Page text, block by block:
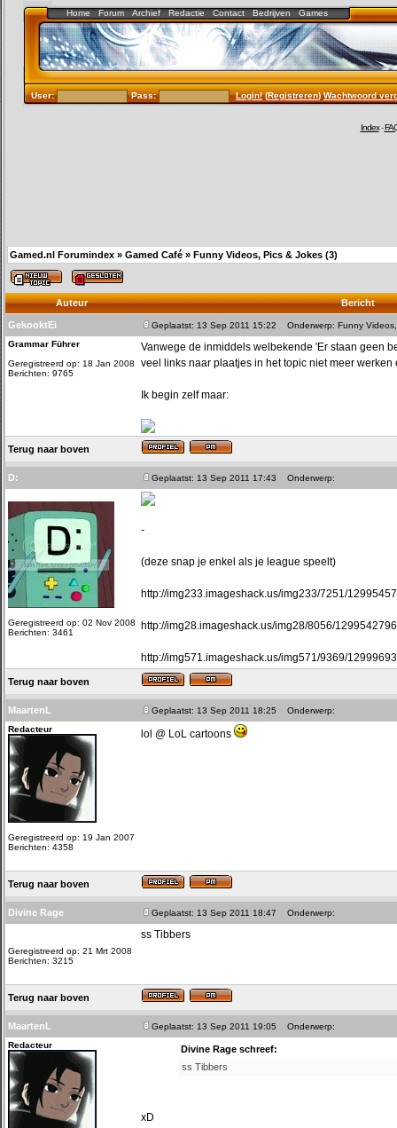
Home Forum Archief Redactie Contact Bedrijven Games
User: Pass: Login!(Registreren)Wachtwoord
Index-
Gamed.nl Forumindex » Gamed Café » Funny Videos, Pics & Jokes (3)
Auteur Bericht
GekooktEi Geplaatst: 13 Sep 2011 15:22
Onderwerp: Funny
Grammar Führer
Geregistreerd op: 18 Jan 2008
Berichten: 9765
Vanwege de inmiddels welbekende 'Er staan geen
veel links naar plaatjes in het topic niet meer werken
Ik begin zelf maar:
Terug naar boven
D: Geplaatst: 13 Sep 2011 17:43 Onderwerp:
Geregistreerd op: 02 Nov 2008
Berichten: 3461
-
(deze snap je enkel als je league speelt)
http://img233.imageshack.us/img233/7251/
http://img28.imageshack.us/img28/8056/
http://img571.imageshack.us/img571/9369/
Terug naar boven
MaartenL Geplaatst: 13 Sep 2011 18:25
Onderwerp:
Redacteur
Geregistreerd op: 19 Jan 2007
Berichten: 4358
lol @ LoL cartoons
Terug naar boven
Divine Rage Geplaatst: 13 Sep 2011 18:47 Onderwerp:
Geregistreerd op: 21 Mrt 2008
Berichten: 3215
ss Tibbers
Terug naar boven
MaartenL Geplaatst: 13 Sep 2011 19:05
Onderwerp:
Redacteur
Divine Rage schreef:
ss Tibbers
xD